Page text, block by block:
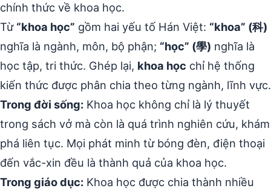
chính thức về khoa học.
Từ “khoa học” gồm hai yếu tố Hán Việt: “khoa” (科)
nghĩa là ngành, môn, bộ phận; “học” (學) nghĩa là
học tập, tri thức. Ghép lại, khoa học chỉ hệ thống
kiến thức được phân chia theo từng ngành, lĩnh vực.
Trong đời sống: Khoa học không chỉ là lý thuyết
trong sách vở mà còn là quá trình nghiên cứu, khám
phá liên tục. Mọi phát minh từ bóng đèn, điện thoại
đến vắc-xin đều là thành quả của khoa học.
Trong giáo dục: Khoa học được chia thành nhiều